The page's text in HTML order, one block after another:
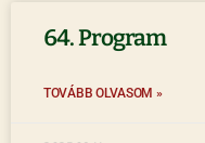
64. Program
TOVÁBB OLVASOM »